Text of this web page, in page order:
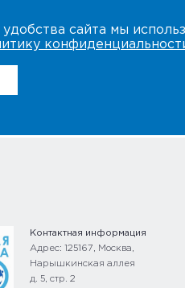
сайта мы
Контактная информация
Адрес: 125167, Москва,
Нарышкинская аллея
д. 5, стр. 2